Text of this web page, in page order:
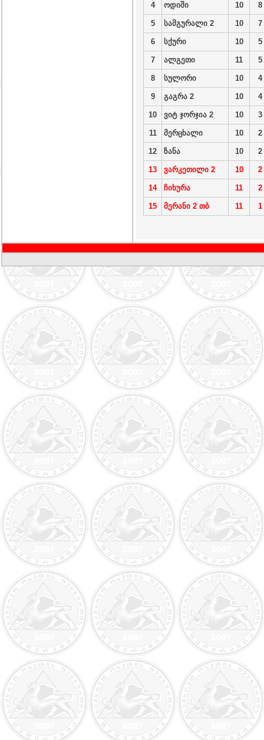
4 ოდიში 10 8
5 სამგურალი 2 10 7
6 სქური 10 5
7 ალგეთი 11 5
8 სულორი 10 4
9 გაგრა 2 10 4
10 ვიტ ჯორჯია 2 10 3
11 მერცხალი 10 2
12 ზანა 10 2
13 ვარკეთილი 2 10 2
14 ჩიხურა 11 2
15 მერანი 2 თბ 11 1